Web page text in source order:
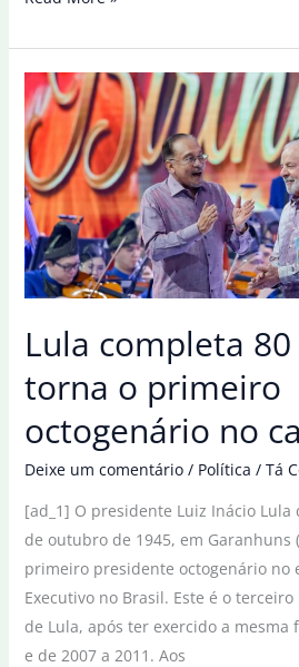
lei
que
torna
comunicação
pública
mais
clara
e
simples
Lula completa
torna o primeiro
octogenário no
Deixe um comentário / Política / Tá
[ad_1] O presidente Luiz Inácio Lula
de outubro de 1945, em Garanhuns
primeiro presidente octogenário no
Executivo no Brasil. Este é o
de Lula, após ter exercido a mesma
e de 2007 a 2011. Aos